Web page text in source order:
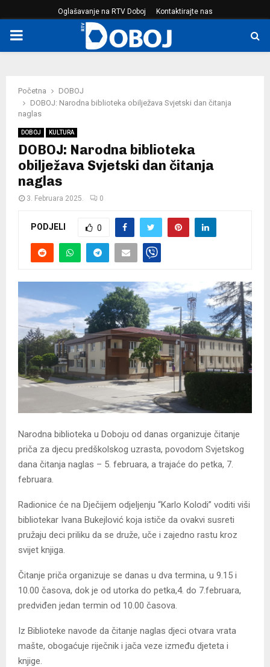
Oglašavanje na RTV Doboj Kontaktirajte nas
PRIMARY
Početna
DOBOJ
DOBOJ: Narodna biblioteka obilježava Svjetski dan čitanja
naglas
DOBOJ KULTURA
DOBOJ: Narodna biblioteka
obilježava Svjetski dan čitanja
naglas
3. Februara 2025. 0
PODJELI 0
Narodna biblioteka u Doboju od danas organizuje čitanje
priča za djecu predškolskog uzrasta, povodom Svjetskog
dana čitanja naglas – 5. februara, a trajaće do petka, 7.
februara.
Radionice će na Dječijem odjeljenju “Karlo Kolodi” voditi viši
bibliotekar Ivana Bukejlović koja ističe da ovakvi susreti
pružaju deci priliku da se druže, uče i zajedno rastu kroz
svijet knjiga.
Čitanje priča organizuje se danas u dva termina, u 9.15 i
10.00 časova, dok je od utorka do petka,4. do 7.februara,
predviđen jedan termin od 10.00 časova.
Iz Biblioteke navode da čitanje naglas djeci otvara vrata
mašte, obogaćuje riječnik i jača veze između djeteta i
knjige.